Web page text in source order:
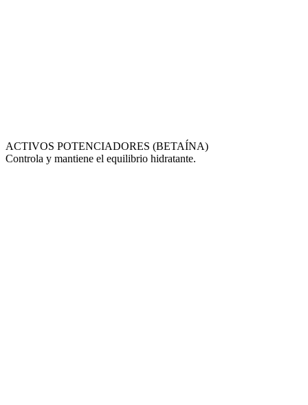
ACTIVOS POTENCIADORES (BETAÍNA)
Controla y mantiene el equilibrio hidratante.